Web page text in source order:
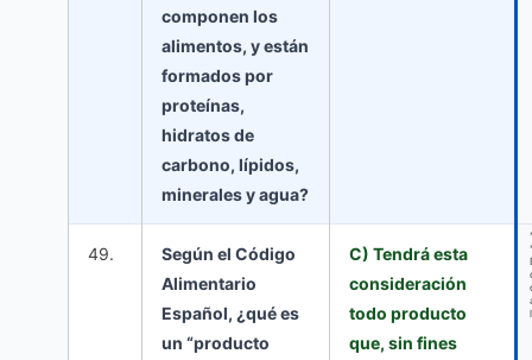
componen los
alimentos, y están
formados por
proteínas,
hidratos de
carbono, lípidos,
minerales y agua?
49.
Según el Código
Alimentario
Español, ¿qué es
un “producto
C) Tendrá esta
consideración
todo producto
que, sin fines